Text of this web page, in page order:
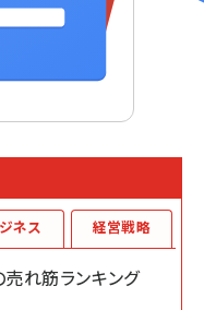
れ筋ランキング
ネス 経営戦略